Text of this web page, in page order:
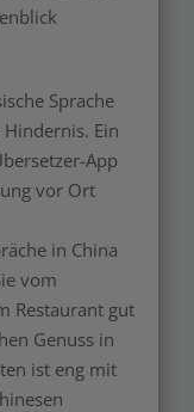
Sprache
Ein
App
vor Ort
in China
vom
Restaurant gut
Genuss in
ist eng mit